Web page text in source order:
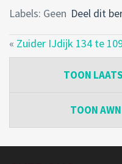
Deel dit
Labels: Geen
« Zuider IJdijk 134 te
TOON
TOON